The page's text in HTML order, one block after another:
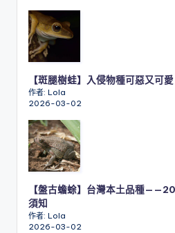
【斑腿樹蛙】入侵物種可惡又可
作者: Lola
2026-03-02
【盤古蟾蜍】台灣本土品種
須知
作者: Lola
2026-03-02